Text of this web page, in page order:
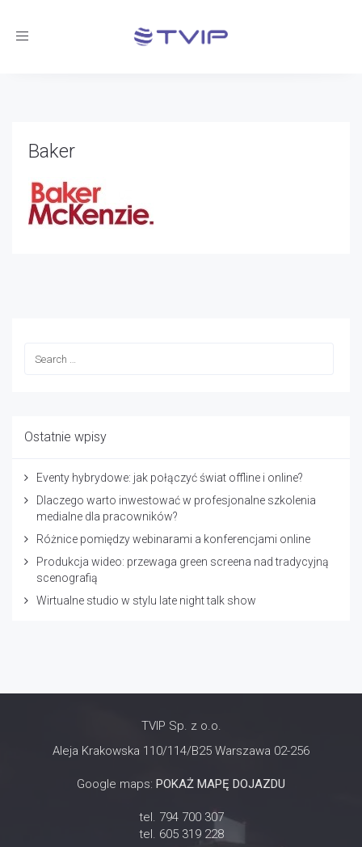
Toggle
Baker
Ostatnie wpisy
Eventy hybrydowe: jak połączyć świat offline i online?
Dlaczego warto inwestować w profesjonalne szkolenia
medialne dla pracowników?
Różnice pomiędzy webinarami a konferencjami online
Produkcja wideo: przewaga green screena nad tradycyjną
scenografią
Wirtualne studio w stylu late night talk show
TVIP Sp. z o.o.
Aleja Krakowska 110/114/B25 Warszawa 02-256
Google maps: POKAŻ MAPĘ DOJAZDU
tel. 794 700 307
tel. 605 319 228